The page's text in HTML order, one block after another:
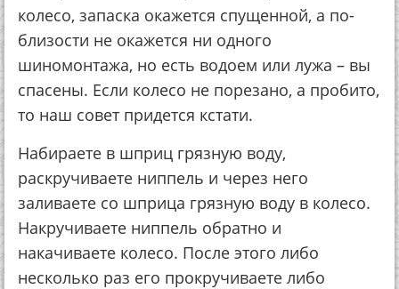
колесо, запаска окажется спущенной, а по-
близости не окажется ни одного
шиномонтажа, но есть водоем или лужа – вы
спасены. Если колесо не порезано, а пробито,
то наш совет придется кстати.
Набираете в шприц грязную воду,
раскручиваете ниппель и через него
заливаете со шприца грязную воду в колесо.
Накручиваете ниппель обратно и
накачиваете колесо. После этого либо
несколько раз его прокручиваете либо